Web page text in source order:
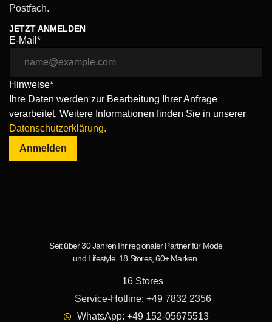
Postfach.
JETZT ANMELDEN
E-Mail*
Hinweise*
Ihre Daten werden zur Bearbeitung Ihrer Anfrage
verarbeitet. Weitere Informationen finden Sie in unserer
Datenschutzerklärung.
Anmelden
Seit über 30 Jahren Ihr regionaler Partner für Mode
und Lifestyle. 18 Stores, 60+ Marken.
16 Stores
Service-Hotline: +49 7832 2356
WhatsApp: +49 152-05675513